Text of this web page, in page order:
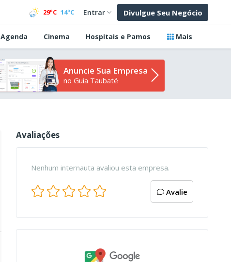
29ºC 14ºC Entrar Divulgue Seu Negócio
Agenda Cinema Hospitais e Pamos Mais
Anuncie Sua Empresa
no Guia Taubaté
Avaliações
Nenhum internauta avaliou esta empresa.
Avalie